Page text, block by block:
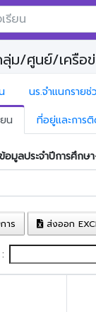
ม/ศูนย์/เครือ
นร.จำแนกรายช่
น
ที่อยู่และการ
ข้อมูลประจำปีการศึกษ
าร ส่งออก